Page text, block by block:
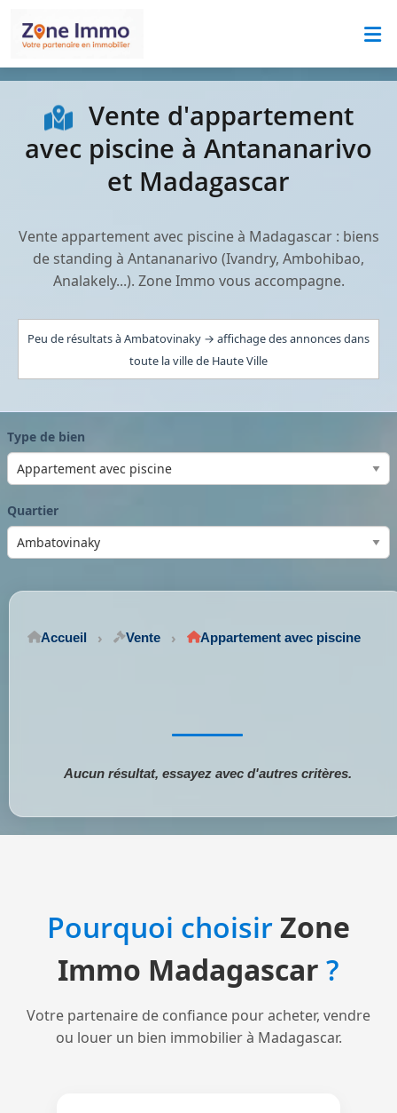
Vente d'appartement
avec piscine à Antananarivo
et Madagascar
Vente appartement avec piscine à Madagascar : biens
de standing à Antananarivo (Ivandry, Ambohibao,
Analakely...). Zone Immo vous accompagne.
Peu de résultats à Ambatovinaky → affichage des annonces dans
toute la ville de Haute Ville
Type de bien
Quartier
Accueil Vente Appartement avec piscine
Aucun résultat, essayez avec d'autres critères.
Pourquoi choisirZone
Immo Madagascar ?
Votre partenaire de confiance pour acheter, vendre
ou louer un bien immobilier à Madagascar.